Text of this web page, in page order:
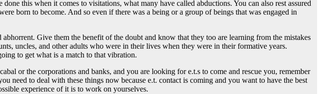
this when it comes to visitations, what many have called abductions. You can also rest assured
born to become. And so even if there was a being or a group of beings that was engaged in
Give them the benefit of the doubt and know that they too are learning from the mistakes
uncles, and other adults who were in their lives when they were in their formative years.
to get what is a match to that vibration.
or the corporations and banks, and you are looking for e.t.s to come and rescue you, remember
need to deal with these things now because e.t. contact is coming and you want to have the best
experience of it is to work on yourselves.